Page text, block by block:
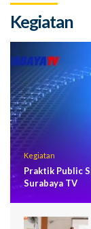
Kegiatan
Kegiatan
Praktik Public
Surabaya TV